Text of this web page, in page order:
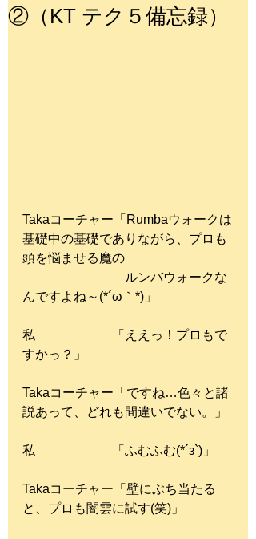
②（KT テク５備忘録）
Takaコーチャー「Rumbaウォークは
基礎中の基礎でありながら、プロも
頭を悩ませる魔の
ルンバウォークな
んですよね～(*´ω｀*)」
私　　　　　　「ええっ！プロもで
すかっ？」
Takaコーチャー「ですね…色々と諸
説あって、どれも間違いでない。」
私　　　　　　「ふむふむ(*´з`)」
Takaコーチャー「壁にぶち当たる
と、プロも闇雲に試す(笑)」